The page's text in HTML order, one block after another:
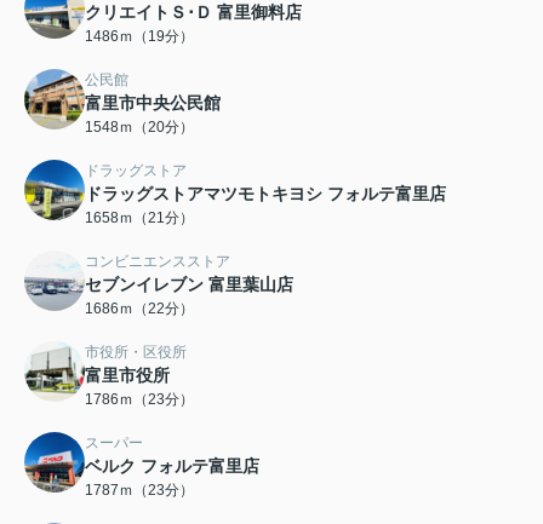
クリエイトＳ･Ｄ 富里御料店
1486ｍ（19分）
公民館
富里市中央公民館
1548ｍ（20分）
ドラッグストア
ドラッグストアマツモトキヨシ フォルテ富里店
1658ｍ（21分）
コンビニエンスストア
セブンイレブン 富里葉山店
1686ｍ（22分）
市役所・区役所
富里市役所
1786ｍ（23分）
スーパー
ベルク フォルテ富里店
1787ｍ（23分）